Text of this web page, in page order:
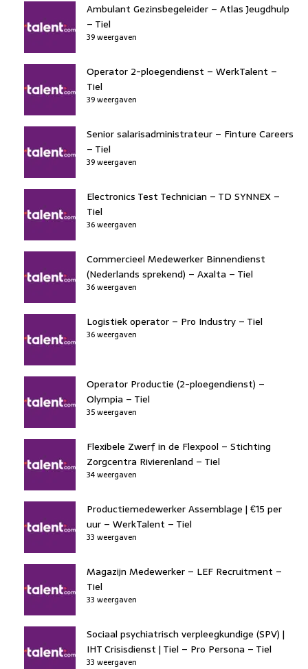
Ambulant Gezinsbegeleider – Atlas Jeugdhulp
– Tiel
39 weergaven
Operator 2-ploegendienst – WerkTalent –
Tiel
39 weergaven
Senior salarisadministrateur – Finture Careers
– Tiel
39 weergaven
Electronics Test Technician – TD SYNNEX –
Tiel
36 weergaven
Commercieel Medewerker Binnendienst
(Nederlands sprekend) – Axalta – Tiel
36 weergaven
Logistiek operator – Pro Industry – Tiel
36 weergaven
Operator Productie (2-ploegendienst) –
Olympia – Tiel
35 weergaven
Flexibele Zwerf in de Flexpool – Stichting
Zorgcentra Rivierenland – Tiel
34 weergaven
Productiemedewerker Assemblage | €15 per
uur – WerkTalent – Tiel
33 weergaven
Magazijn Medewerker – LEF Recruitment –
Tiel
33 weergaven
Sociaal psychiatrisch verpleegkundige (SPV) |
IHT Crisisdienst | Tiel – Pro Persona – Tiel
33 weergaven